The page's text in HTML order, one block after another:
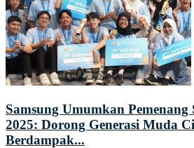
Samsung Umumkan
2025: Dorong Generasi Muda
Berdampak...